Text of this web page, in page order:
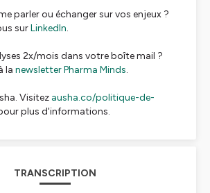
parler ou échanger sur vos enjeux ?
surLinkedIn.
2x/mois dans votre boîte mail ?
la newsletter Pharma Minds.
Visitez ausha.co/politique-de-
plus d'informations.
TRANSCRIPTION